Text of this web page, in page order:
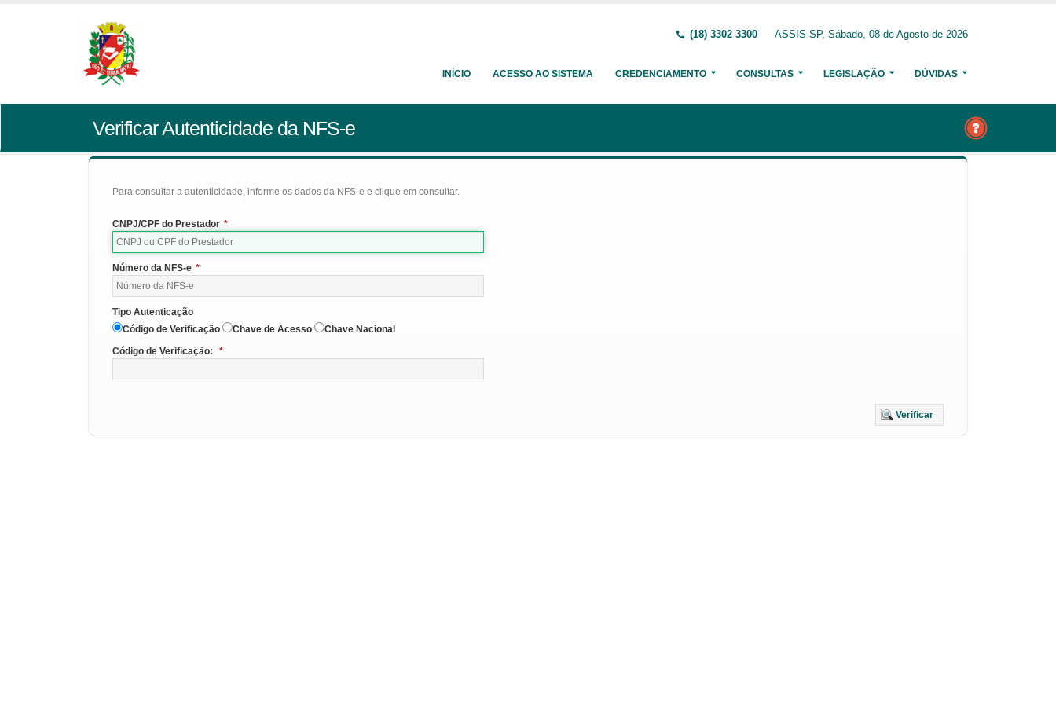
(18) 3302 3300 ASSIS-SP, Sábado, 08 de Agosto de 2026
INÍCIO ACESSO AO SISTEMA CREDENCIAMENTO CONSULTAS LEGISLAÇÃO DÚVIDAS
Verificar Autenticidade da NFS-e
Para consultar a autenticidade, informe os dados da NFS-e e clique em consultar.
CNPJ/CPF do Prestador *
Número da NFS-e *
Tipo Autenticação
Código de Verificação
Chave de Acesso
Chave Nacional
Código de Verificação:
*
Verificar